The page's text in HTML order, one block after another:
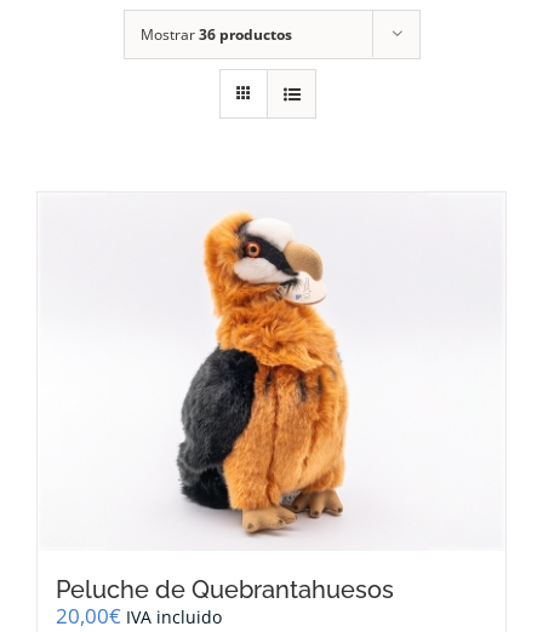
Mostrar36 productos
Peluche de Quebrantahuesos
20,00€ IVA incluido